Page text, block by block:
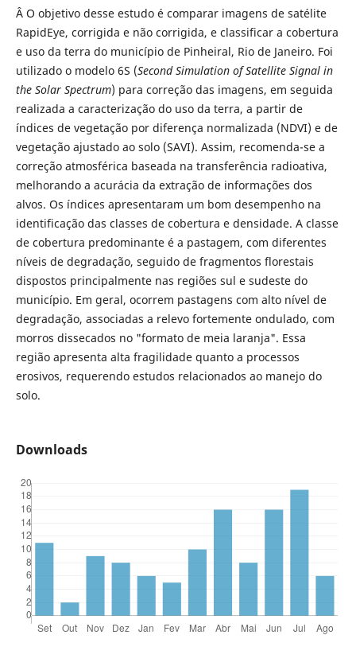
Â O objetivo desse estudo é comparar imagens de satélite
RapidEye, corrigida e não corrigida, e classificar a cobertura
e uso da terra do município de Pinheiral, Rio de Janeiro. Foi
utilizado o modelo 6S (Second Simulation of Satellite Signal in
the Solar Spectrum) para correção das imagens, em seguida
realizada a caracterização do uso da terra, a partir de
índices de vegetação por diferença normalizada (NDVI) e de
vegetação ajustado ao solo (SAVI). Assim, recomenda-se a
correção atmosférica baseada na transferência radioativa,
melhorando a acurácia da extração de informações dos
alvos. Os índices apresentaram um bom desempenho na
identificação das classes de cobertura e densidade. A classe
de cobertura predominante é a pastagem, com diferentes
níveis de degradação, seguido de fragmentos florestais
dispostos principalmente nas regiões sul e sudeste do
município. Em geral, ocorrem pastagens com alto nível de
degradação, associadas a relevo fortemente ondulado, com
morros dissecados no "formato de meia laranja". Essa
região apresenta alta fragilidade quanto a processos
erosivos, requerendo estudos relacionados ao manejo do
solo.
Downloads